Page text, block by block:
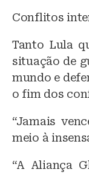
Conflitos
Tanto Lula
situação de
mundo e
o fim dos
“Jamais
meio à
“A Aliança